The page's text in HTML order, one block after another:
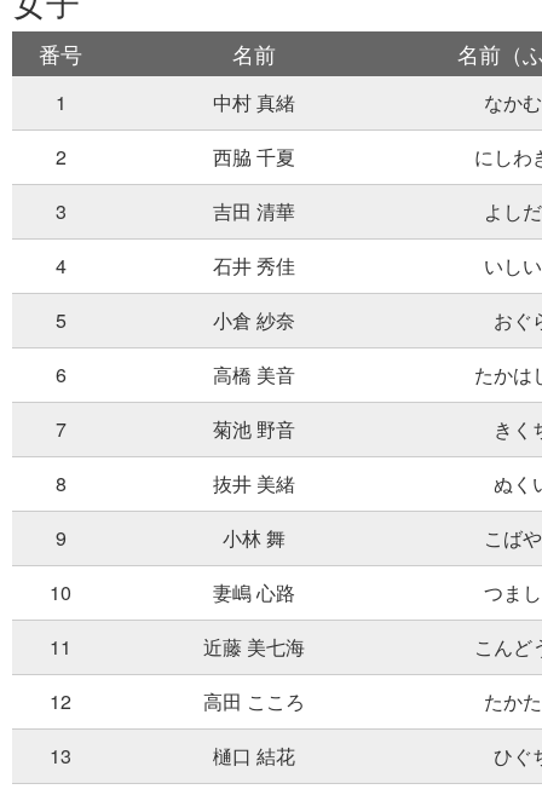
番号 名前 名前（
1 中村 真緒
なか
2
西脇 千夏
にしわ
3
吉田 清華
よし
4
石井 秀佳
いし
5
小倉 紗奈
おぐ
6
高橋 美音
たかは
7
菊池 野音
きく
8
抜井 美緒
ぬく
9
小林 舞
こば
10
妻嶋 心路
つま
11
近藤 美七海
こんど
12
高田 こころ
たか
13
樋口 結花
ひぐ